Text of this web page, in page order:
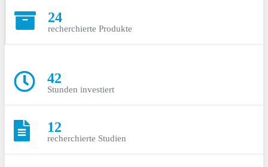
24
recherchierte Produkte
42
Stunden investiert
12
recherchierte Studien